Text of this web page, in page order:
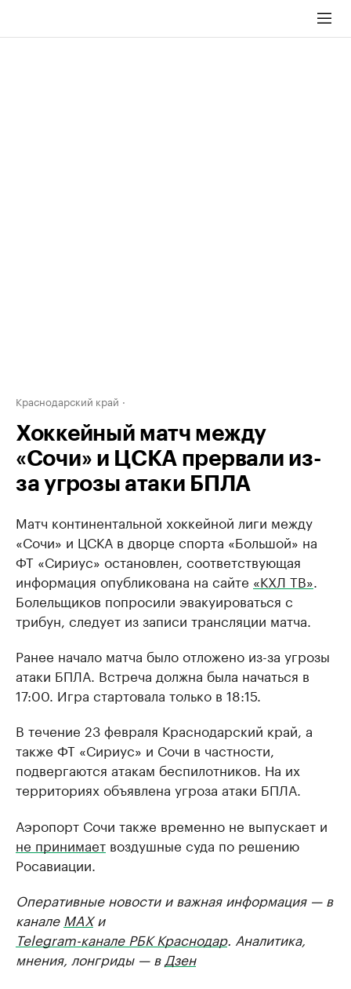
Краснодарский край
Хоккейный матч между
«Сочи» и ЦСКА прервали из-
за угрозы атаки БПЛА
Матч континентальной хоккейной лиги между
«Сочи» и ЦСКА в дворце спорта «Большой» на
ФТ «Сириус» остановлен, соответствующая
информация опубликована на сайте «КХЛ ТВ»
Болельщиков попросили эвакуироваться с
трибун, следует из записи трансляции матча.
Ранее начало матча было отложено из-за угрозы
атаки БПЛА. Встреча должна была начаться в
17:00. Игра стартовала только в 18:15.
В течение 23 февраля Краснодарский край, а
также ФТ «Сириус» и Сочи в частности,
подвергаются атакам беспилотников. На их
территориях объявлена угроза атаки БПЛА.
Аэропорт Сочи также временно не выпускает и
не принимает воздушные суда по решению
Росавиации.
Оперативные новости и важная информация — в
канале MAXи
Telegram-канале РБК Краснодар. Аналитика,
мнения, лонгриды — в Дзен